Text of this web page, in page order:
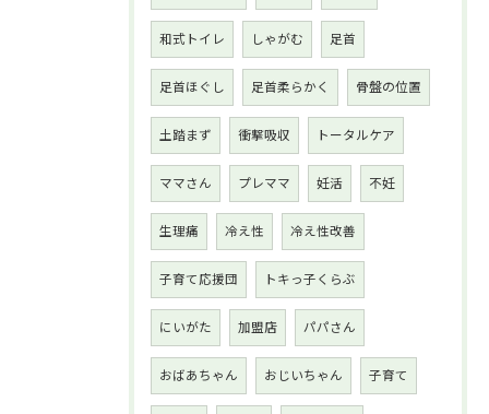
和式トイレ しゃがむ 足首
足首ほぐし 足首柔らかく 骨盤の位置
土踏まず 衝撃吸収 トータルケア
ママさん プレママ 妊活 不妊
生理痛 冷え性 冷え性改善
子育て応援団 トキっ子くらぶ
にいがた 加盟店 パパさん
おばあちゃん おじいちゃん 子育て